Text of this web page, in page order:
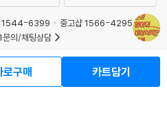
로구매 카트담기
1544-6399
중고샵 1566-4295
의/채팅상담
) 사업자 정보
처리방침
청소년보호정책